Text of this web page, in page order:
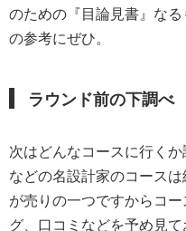
のための『目論見書』な
の参考にぜひ。
ラウンド前の下調べ
次はどんなコースに行く
などの名設計家のコース
が売りの一つですからコ
グ、口コミなどを予め見